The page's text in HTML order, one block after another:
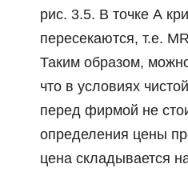
рис. 3.5. В точке А
пересекаются, т.е.
Таким образом,
что в условиях
перед фирмой не
определения цены
цена складывается